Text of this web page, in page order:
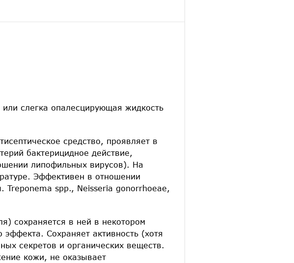
слегка опалесцирующая жидкость
средство, проявляет в
бактерицидное действие,
липофильных вирусов). На
Эффективен в отношении
Treponema spp., Neisseria gonorrhoeae,
сохраняется в ней в некотором
Сохраняет активность (хотя
секретов и органических веществ.
кожи, не оказывает